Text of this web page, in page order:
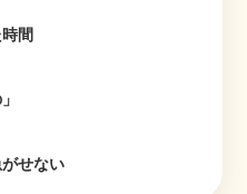
間
せない